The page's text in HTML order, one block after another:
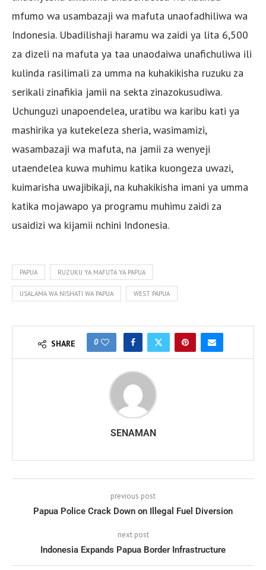
mfumo wa usambazaji wa mafuta unaofadhiliwa wa
Indonesia. Ubadilishaji haramu wa zaidi ya lita 6,500
za dizeli na mafuta ya taa unaodaiwa unafichuliwa ili
kulinda rasilimali za umma na kuhakikisha ruzuku za
serikali zinafikia jamii na sekta zinazokusudiwa.
Uchunguzi unapoendelea, uratibu wa karibu kati ya
mashirika ya kutekeleza sheria, wasimamizi,
wasambazaji wa mafuta, na jamii za wenyeji
utaendelea kuwa muhimu katika kuongeza uwazi,
kuimarisha uwajibikaji, na kuhakikisha imani ya umma
katika mojawapo ya programu muhimu zaidi za
usaidizi wa kijamii nchini Indonesia.
PAPUA RUZUKU YA MAFUTA YA PAPUA
USALAMA WA NISHATI WA PAPUA WEST PAPUA
SHARE 0
SENAMAN
previous post
Papua Police Crack Down on Illegal Fuel Diversion
next post
Indonesia Expands Papua Border Infrastructure